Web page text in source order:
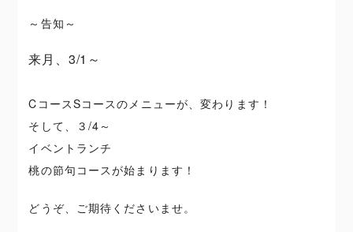
～告知～
来月、3/1～
CコースSコースのメニューが、変わります！
そして、３/4～
イベントランチ
桃の節句コースが始まります！
どうぞ、ご期待くださいませ。